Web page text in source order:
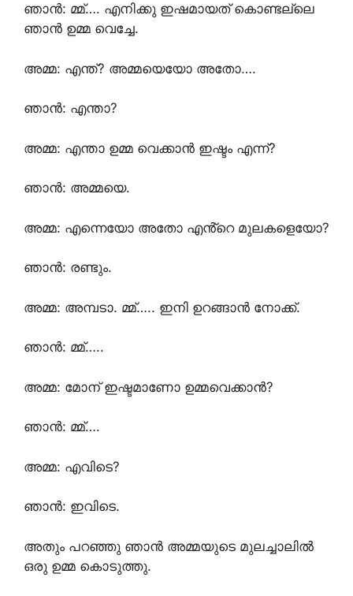
ഞാൻ: മ്മ്…. എനിക്കു ഇഷമായത് കൊണ്ടല്ലെ
ഞാൻ ഉമ്മ വെച്ചേ.
അമ്മ: എന്ത്? അമ്മയെയോ അതോ….
ഞാൻ: എന്താ?
അമ്മ: എന്താ ഉമ്മ വെക്കാൻ ഇഷ്ടം എന്ന്?
ഞാൻ: അമ്മയെ.
അമ്മ: എന്നെയോ അതോ എൻ്റെ മുലകളെയോ?
ഞാൻ: രണ്ടും.
അമ്മ: അമ്പടാ. മ്മ്….. ഇനി ഉറങ്ങാൻ നോക്ക്.
ഞാൻ: മ്മ്…..
അമ്മ: മോന് ഇഷ്ടമാണോ ഉമ്മവെക്കാൻ?
ഞാൻ: മ്മ്….
അമ്മ: എവിടെ?
ഞാൻ: ഇവിടെ.
അതും പറഞ്ഞു ഞാൻ അമ്മയുടെ മുലച്ചാലിൽ
ഒരു ഉമ്മ കൊടുത്തു.